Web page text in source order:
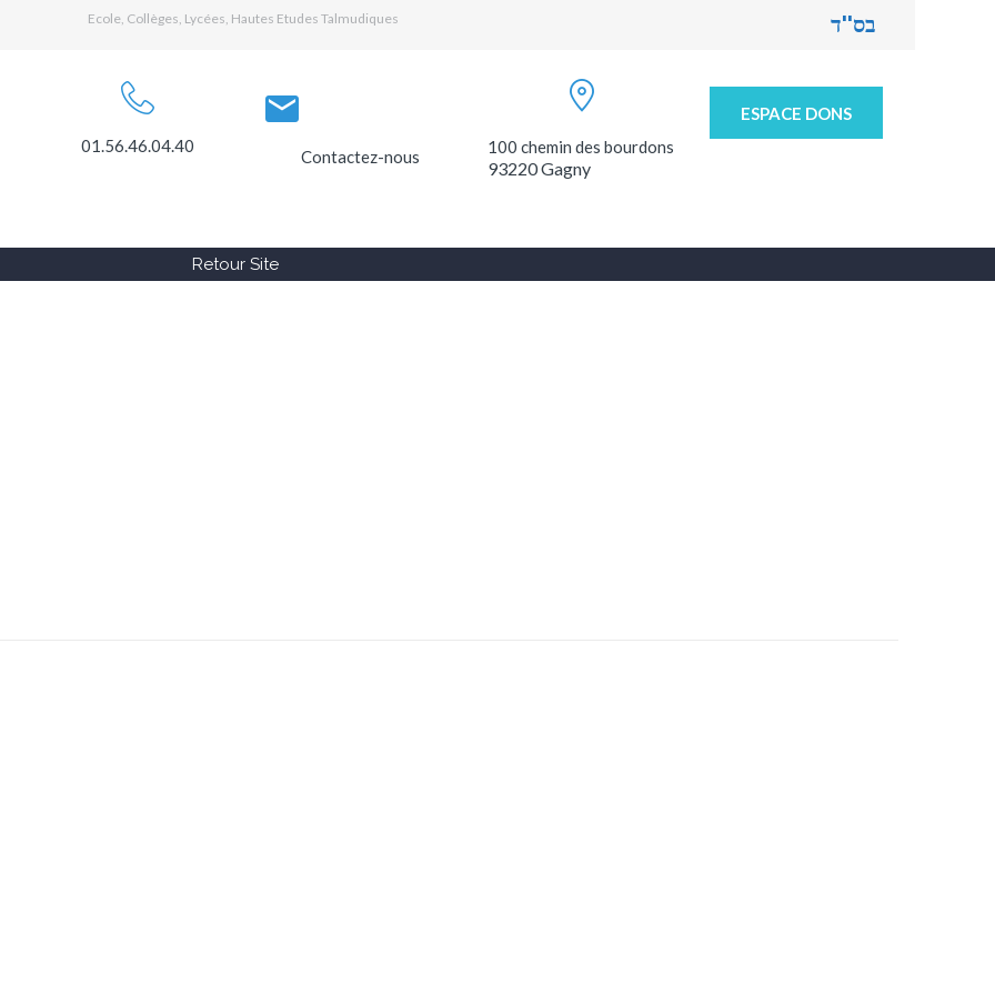
Ecole, Collèges, Lycées, Hautes Etudes Talmudiques בס''ד
01.56.46.04.40
Contactez-nous 100 chemin des bourdons
93220 Gagny
ESPACE DONS
Retour Site